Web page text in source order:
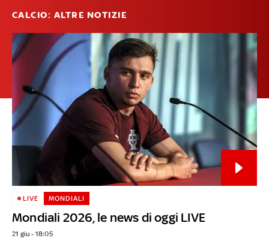
CALCIO: ALTRE NOTIZIE
Mondiali 2026, le news di oggi LIVE
LIVE MONDIALI
21 giu - 18:05